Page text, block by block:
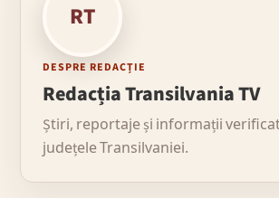
RT
DESPRE REDACȚIE
Redacția Transilvania TV
Știri, reportaje și informații
județele Transilvaniei.